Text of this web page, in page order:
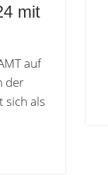
mit
auf
der
sich als